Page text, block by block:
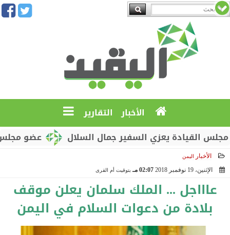
الأخبار التقارير
عضو مجلس
يعزي السفير جمال السلال
الأخبار اليمن
الإثنين، 19 نوفمبر 2018 02:07 مـ بتوقيت أم القرى
عاااجل ... الملك سلمان يعلن موقف
بلادة من دعوات السلام في اليمن